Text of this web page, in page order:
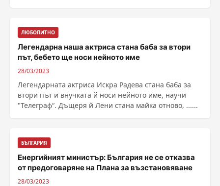
ЛЮБОПИТНО
Легендарна наша актриса стана баба за втори
път, бебето ще носи нейното име
28/03/2023
Легендарната актриса Искра Радева стана баба за
втори път и внучката й носи нейното име, научи
"Телеграф“. Дъщеря й Лени стана майка отново, ......
БЪЛГАРИЯ
Енергийният министър: България не се отказва
от предоговаряне на Плана за възстановяване
28/03/2023